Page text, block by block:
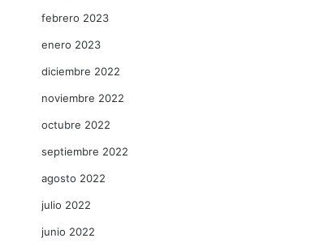
febrero 2023
enero 2023
diciembre 2022
noviembre 2022
octubre 2022
septiembre 2022
agosto 2022
julio 2022
junio 2022